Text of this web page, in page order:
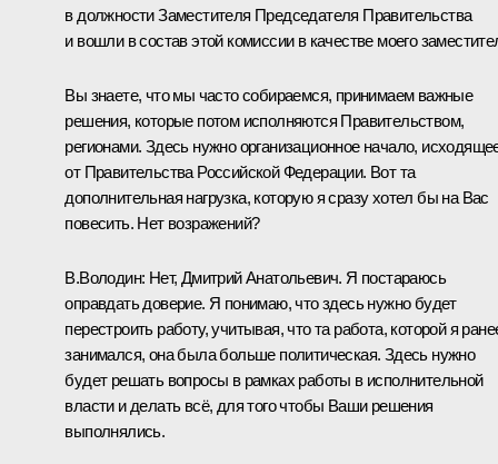
в должности Заместителя Председателя Правительства
и вошли в состав этой комиссии в качестве моего
Вы знаете, что мы часто собираемся, принимаем важные
решения, которые потом исполняются Правительством,
регионами. Здесь нужно организационное начало,
от Правительства Российской Федерации. Вот та
дополнительная нагрузка, которую я сразу хотел бы на Вас
повесить. Нет возражений?
В.Володин: Нет, Дмитрий Анатольевич. Я постараюсь
оправдать доверие. Я понимаю, что здесь нужно будет
перестроить работу, учитывая, что та работа, которой я
занимался, она была больше политическая. Здесь нужно
будет решать вопросы в рамках работы в исполнительной
власти и делать всё, для того чтобы Ваши решения
выполнялись.